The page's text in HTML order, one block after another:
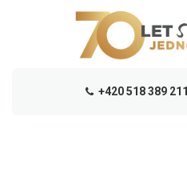
+420 518 389 211